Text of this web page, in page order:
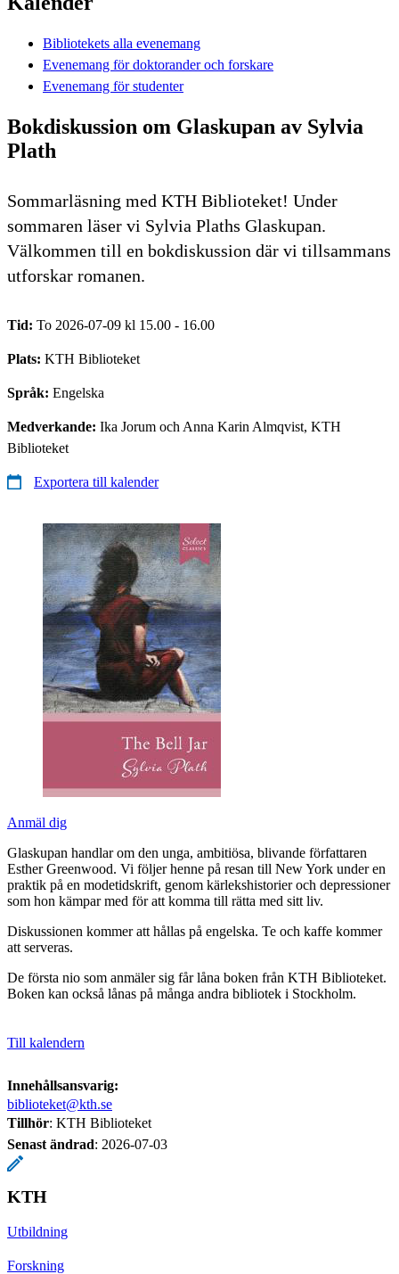
Bibliotekets alla evenemang
Evenemang för doktorander och forskare
Evenemang för studenter
Bokdiskussion om Glaskupan av Sylvia
Plath
Sommarläsning med KTH Biblioteket! Under
sommaren läser vi Sylvia Plaths Glaskupan.
Välkommen till en bokdiskussion där vi tillsammans
utforskar romanen.
Tid: To 2026-07-09 kl 15.00 - 16.00
Plats: KTH Biblioteket
Språk: Engelska
Medverkande: Ika Jorum och Anna Karin Almqvist, KTH
Biblioteket
Exportera till kalender
Anmäl dig
Glaskupan handlar om den unga, ambitiösa, blivande författaren
Esther Greenwood. Vi följer henne på resan till New York under en
praktik på en modetidskrift, genom kärlekshistorier och depressioner
som hon kämpar med för att komma till rätta med sitt liv.
Diskussionen kommer att hållas på engelska. Te och kaffe kommer
att serveras.
De första nio som anmäler sig får låna boken från KTH Biblioteket.
Boken kan också lånas på många andra bibliotek i Stockholm.
Till kalendern
Innehållsansvarig:
biblioteket@kth.se
Tillhör: KTH Biblioteket
Senast ändrad: 2026-07-03
KTH
Utbildning
Forskning